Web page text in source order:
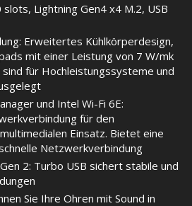
slots, Lightning Gen4 x4 M.2, USB
Erweitertes Kühlkörperdesign,
mit einer Leistung von 7 W/mk
sind für Hochleistungssysteme und
und Intel Wi-Fi 6E:
für den
Einsatz. Bietet eine
Netzwerkverbindung
2: Turbo USB sichert stabile und
Sie Ihre Ohren mit Sound in